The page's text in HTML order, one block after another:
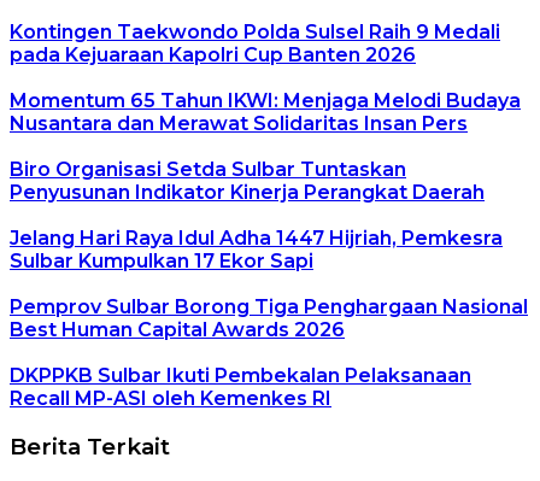
Kontingen Taekwondo Polda Sulsel Raih 9 Medali
pada Kejuaraan Kapolri Cup Banten 2026
Momentum 65 Tahun IKWI: Menjaga Melodi Budaya
Nusantara dan Merawat Solidaritas Insan Pers
Biro Organisasi Setda Sulbar Tuntaskan
Penyusunan Indikator Kinerja Perangkat Daerah
Jelang Hari Raya Idul Adha 1447 Hijriah, Pemkesra
Sulbar Kumpulkan 17 Ekor Sapi
Pemprov Sulbar Borong Tiga Penghargaan Nasional
Best Human Capital Awards 2026
DKPPKB Sulbar Ikuti Pembekalan Pelaksanaan
Recall MP-ASI oleh Kemenkes RI
Berita Terkait